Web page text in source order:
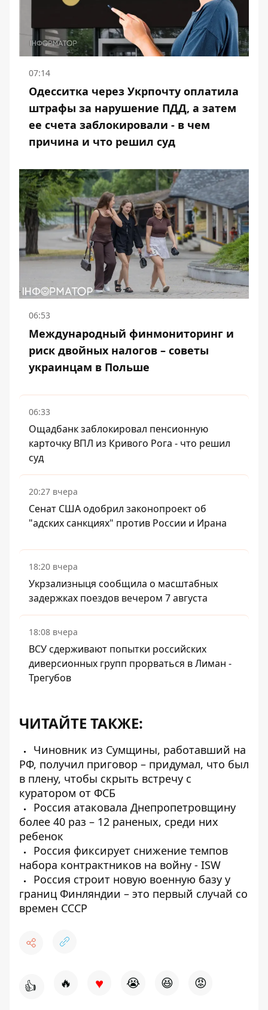
07:14
Одесситка через Укрпочту оплатила
штрафы за нарушение ПДД, а затем
ее счета заблокировали - в чем
причина и что решил суд
06:53
Международный финмониторинг и
риск двойных налогов – советы
украинцам в Польше
06:33
Ощадбанк заблокировал пенсионную
карточку ВПЛ из Кривого Рога - что решил
суд
20:27 вчера
Сенат США одобрил законопроект об
"адских санкциях" против России и Ирана
18:20 вчера
Укрзализныця сообщила о масштабных
задержках поездов вечером 7 августа
18:08 вчера
ВСУ сдерживают попытки российских
диверсионных групп прорваться в Лиман -
Трегубов
ЧИТАЙТЕ ТАКЖЕ:
Чиновник из Сумщины, работавший на
РФ, получил приговор – придумал, что был
в плену, чтобы скрыть встречу с
куратором от ФСБ
Россия атаковала Днепропетровщину
более 40 раз – 12 раненых, среди них
ребенок
Россия фиксирует снижение темпов
набора контрактников на войну - ISW
Россия строит новую военную базу у
границ Финляндии – это первый случай со
времен СССР
👍 🔥 ♥ 😭 😆 😡